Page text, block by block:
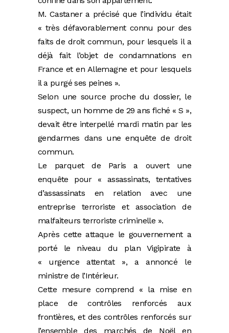
M. Castaner a précisé que l’individu était
« très défavorablement connu pour des
faits de droit commun, pour lesquels il a
déjà fait l’objet de condamnations en
France et en Allemagne et pour lesquels
il a purgé ses peines ».
Selon une source proche du dossier, le
suspect, un homme de 29 ans fiché « S »,
devait être interpellé mardi matin par les
gendarmes dans une enquête de droit
commun.
Le parquet de Paris a ouvert une
enquête pour « assassinats, tentatives
d’assassinats en relation avec une
entreprise terroriste et association de
malfaiteurs terroriste criminelle ».
Après cette attaque le gouvernement a
porté le niveau du plan Vigipirate à
« urgence attentat », a annoncé le
ministre de l’Intérieur.
Cette mesure comprend « la mise en
place de contrôles renforcés aux
frontières, et des contrôles renforcés sur
l’ensemble des marchés de Noël en